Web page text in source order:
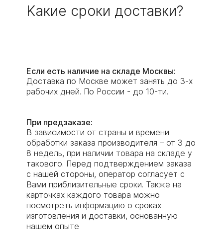
Kaкие cроки доставки?
Если есть наличие на складе Москвы:
Доставка по Москве может занять до 3-х
рабочих дней. По России - до 10-ти.
При предзаказе:
В зависимости от страны и времени
обработки заказа производителя – от 3 до
8 недель, при наличии товара на складе у
такового. Перед подтверждением заказа
с нашей стороны, оператор согласует с
Вами приблизительные сроки. Также на
карточках каждого товара можно
посмотреть информацию о сроках
изготовления и доставки, основанную
нашем опыте